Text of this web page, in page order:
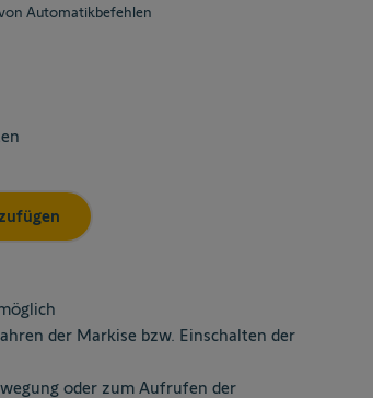
Automatikbefehlen
der Markise bzw. Einschalten der
oder zum Aufrufen der